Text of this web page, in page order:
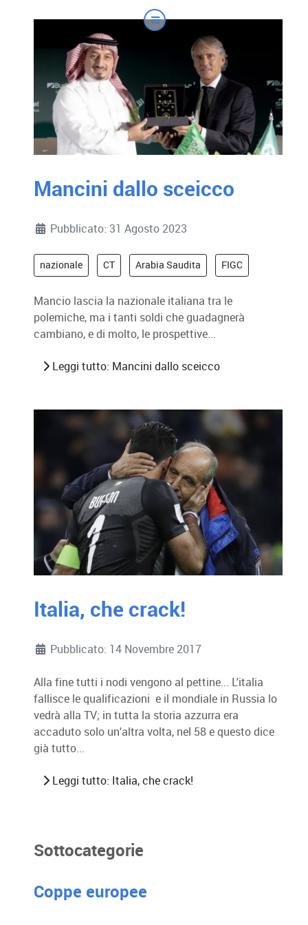
Mancini dallo sceicco
Dettagli
Pubblicato: 31 Agosto 2023
nazionale CT Arabia Saudita FIGC
Mancio lascia la nazionale italiana tra le
polemiche, ma i tanti soldi che guadagnerà
cambiano, e di molto, le prospettive...
Leggi tutto: Mancini dallo sceicco
Italia, che crack!
Dettagli
Pubblicato: 14 Novembre 2017
Alla fine tutti i nodi vengono al pettine... L'italia
fallisce le qualificazioni e il mondiale in Russia lo
vedrà alla TV; in tutta la storia azzurra era
accaduto solo un'altra volta, nel 58 e questo dice
già tutto...
Leggi tutto: Italia, che crack!
Sottocategorie
Coppe europee